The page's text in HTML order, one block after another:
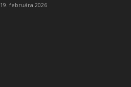
19. februára 2026